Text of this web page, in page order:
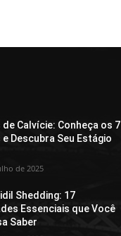
de Calvície: Conheça os 7
e Descubra Seu Estágio
de 2025
Shedding: 17
Essenciais que Você
Saber